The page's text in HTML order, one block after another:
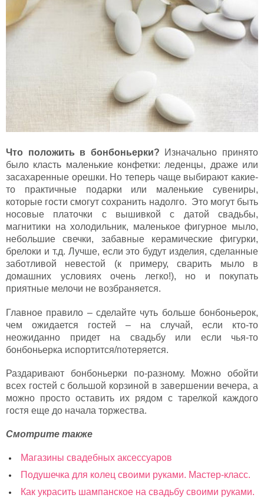
Что положить в бонбоньерки? Изначально принято
было класть маленькие конфетки: леденцы, драже или
засахаренные орешки. Но теперь чаще выбирают какие-
то практичные подарки или маленькие сувениры,
которые гости смогут сохранить надолго. Это могут быть
носовые платочки с вышивкой с датой свадьбы,
магнитики на холодильник, маленькое фигурное мыло,
небольшие свечки, забавные керамические фигурки,
брелоки и т.д. Лучше, если это будут изделия, сделанные
заботливой невестой (к примеру, сварить мыло в
домашних условиях очень легко!), но и покупать
приятные мелочи не возбраняется.
Главное правило – сделайте чуть больше бонбоньерок,
чем ожидается гостей – на случай, если кто-то
неожиданно придет на свадьбу или если чья-то
бонбоньерка испортится/потеряется.
Раздаривают бонбоньерки по-разному. Можно обойти
всех гостей с большой корзиной в завершении вечера, а
можно просто оставить их рядом с тарелкой каждого
гостя еще до начала торжества.
Смотрите также
Магазины свадебных аксессуаров
Подушечка для колец своими руками. Мастер-класс.
Как украсить шампанское на свадьбу своими руками.